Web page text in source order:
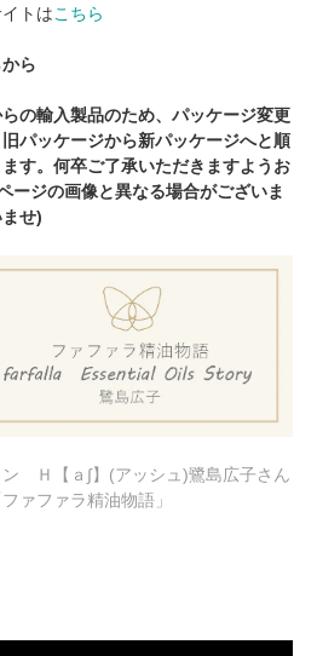
トはこちら
から
の輸入製品のため、パッケージ変更
パッケージから新パッケージへと順
す。何卒ご了承いただきますようお
ージの画像と異なる場合がございま
せ)
Ｈ【ａ∫】(アッシュ)鷺島広子さん
ァファラ精油物語」